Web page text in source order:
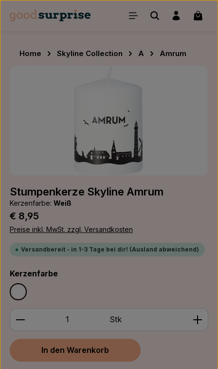
Zum Hauptinhalt springen
Home Skyline Collection A
Amrum
Stumpenkerze Skyline Amrum
Kerzenfarbe: Weiß
Regulärer Preis:
€ 8,95
Preise inkl. MwSt. zzgl. Versandkosten
Versandbereit - in 1-3 Tage bei dir! (Ausland abweichend)
Kerzenfarbeauswählen
Weiß
Produkt Anzahl: Gib den gewünschten Wert ein
Stk
In den Warenkorb